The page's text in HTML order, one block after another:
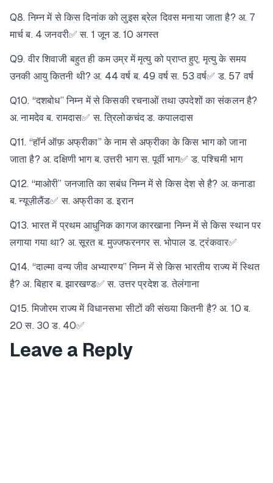
Q8. निम्न में से किस दिनांक को लुइस ब्रेल दिवस मनाया जाता है? अ. 7
मार्च ब. 4 जनवरी✅ स. 1 जून ड. 10 अगस्त
Q9. वीर शिवाजी बहुत ही कम उम्र में मृत्यु को प्राप्त हुए, मृत्यु के समय
उनकी आयु कितनी थी? अ. 44 वर्ष ब. 49 वर्ष स. 53 वर्ष✅ ड. 57 वर्ष
Q10. “दशबोध” निम्न में से किसकी रचनाओं तथा उपदेशों का संकलन है?
अ. नामदेव ब. रामदास✅ स. त्रिलोकचंद ड. कपालदास
Q11. “हॉर्न ऑफ़ अफ्रीका” के नाम से अफ्रीका के किस भाग को जाना
जाता है? अ. दक्षिणी भाग ब. उत्तरी भाग स. पूर्वी भाग✅ ड. पश्चिमी भाग
Q12. “माओरी” जनजाति का सबंध निम्न में से किस देश से है? अ. कनाडा
ब. न्यूज़ीलैंड✅ स. अफ्रीका ड. इरान
Q13. भारत में प्रथम आधुनिक कागज कारखाना निम्न में से किस स्थान पर
लगाया गया था? अ. सूरत ब. मुज्जफरनगर स. भोपाल ड. ट्रंकवार✅
Q14. “दाल्मा वन्य जीव अभ्यारण्य” निम्न में से किस भारतीय राज्य में स्थित
है? अ. बिहार ब. झारखण्ड✅ स. उत्तर प्रदेश ड. तेलंगाना
Q15. मिजोरम राज्य में विधानसभा सीटों की संख्या कितनी है? अ. 10 ब.
20 स. 30 ड. 40✅
Leave a Reply